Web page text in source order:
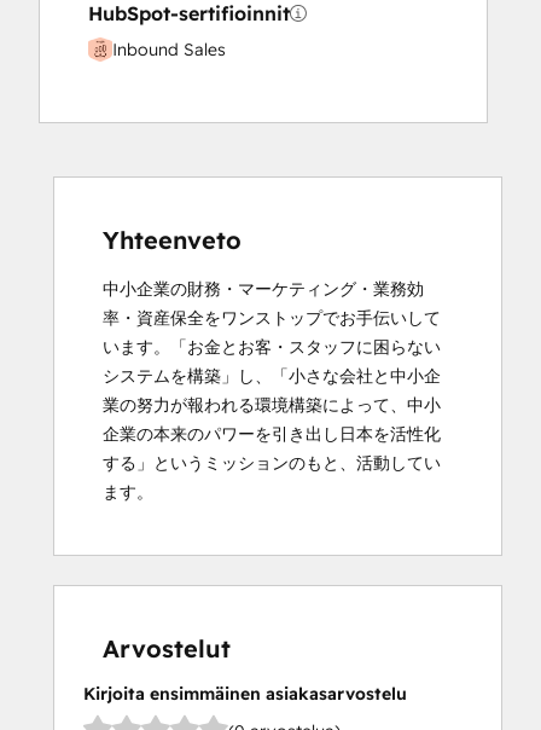
HubSpot-sertifioinnit
Inbound Sales
Yhteenveto
中小企業の財務・マーケティング・業務効
率・資産保全をワンストップでお手伝いして
います。「お金とお客・スタッフに困らない
システムを構築」し、「小さな会社と中小企
業の努力が報われる環境構築によって、中小
企業の本来のパワーを引き出し日本を活性化
する」というミッションのもと、活動してい
ます。
Arvostelut
Kirjoita ensimmäinen asiakasarvostelu